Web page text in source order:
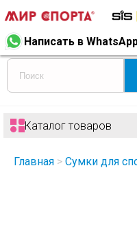
Написать в
Каталог товаров
Главная > Сумки для